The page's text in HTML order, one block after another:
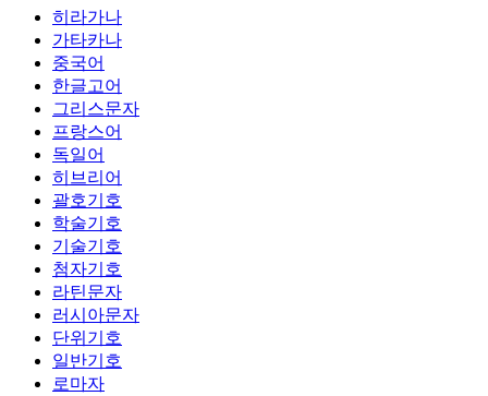
히라가나
가타카나
중국어
한글고어
그리스문자
프랑스어
독일어
히브리어
괄호기호
학술기호
기술기호
첨자기호
라틴문자
러시아문자
단위기호
일반기호
로마자